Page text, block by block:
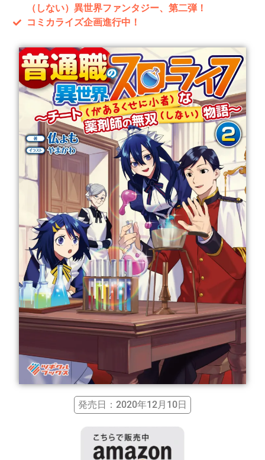
（しない）異世界ファンタジー、第二弾！
コミカライズ企画進行中！
発売日：2020年12月10日